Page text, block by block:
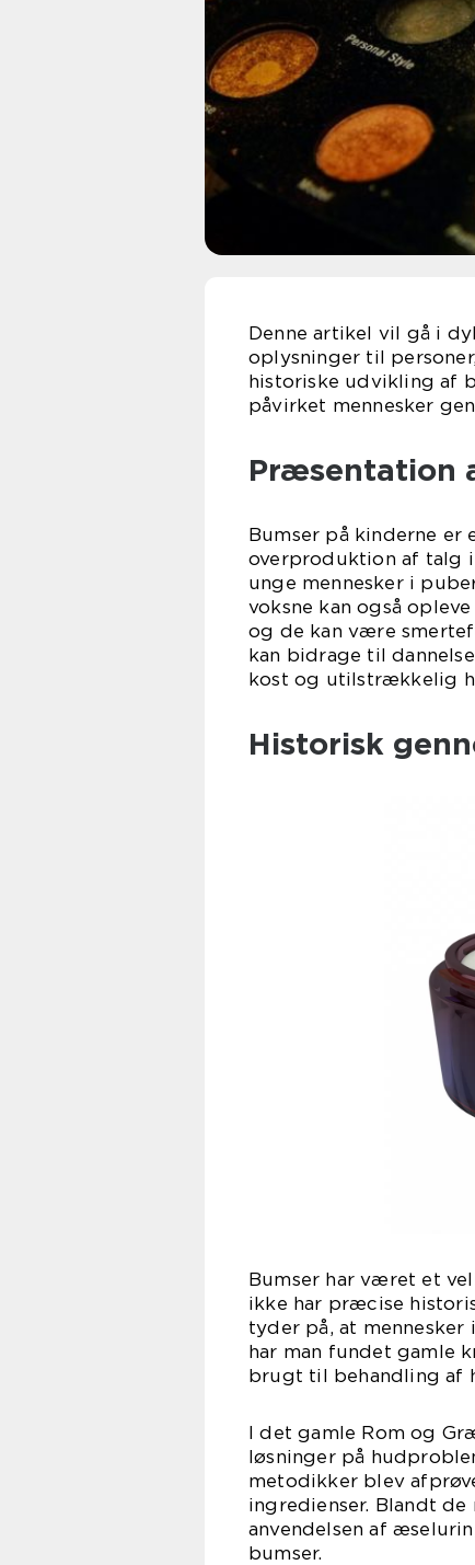
Denne artikel vil gå i
oplysninger til
historiske udvikling af
påvirket mennesker
Præsentation
Bumser på kinderne er
overproduktion af talg
unge mennesker i
voksne kan også
og de kan være
kan bidrage til
kost og utilstrækkelig
Historisk
Bumser har været et
ikke har præcise
tyder på, at
har man fundet gamle
brugt til behandling af
I det gamle Rom og
løsninger på
metodikker blev
ingredienser. Blandt
anvendelsen af
bumser.